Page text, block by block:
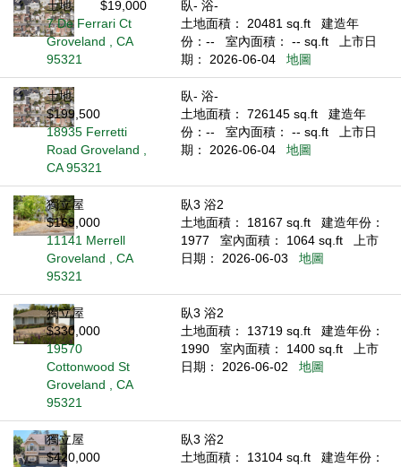
土地
$19,000
7 De Ferrari Ct
Groveland , CA
95321
臥- 浴-
土地面積： 20481 sq.ft
建造年
份：--
室內面積： -- sq.ft
上市日
期： 2026-06-04
地圖
土地
$199,500
18935 Ferretti
Road Groveland ,
CA 95321
臥- 浴-
土地面積： 726145 sq.ft
建造年
份：--
室內面積： -- sq.ft
上市日
期： 2026-06-04
地圖
獨立屋
$169,000
11141 Merrell
Groveland , CA
95321
臥3 浴2
土地面積： 18167 sq.ft
建造年份：
1977
室內面積： 1064 sq.ft
上市
日期： 2026-06-03
地圖
獨立屋
$330,000
19570
Cottonwood St
Groveland , CA
95321
臥3 浴2
土地面積： 13719 sq.ft
建造年份：
1990
室內面積： 1400 sq.ft
上市
日期： 2026-06-02
地圖
獨立屋
$420,000
臥3 浴2
土地面積： 13104 sq.ft
建造年份：